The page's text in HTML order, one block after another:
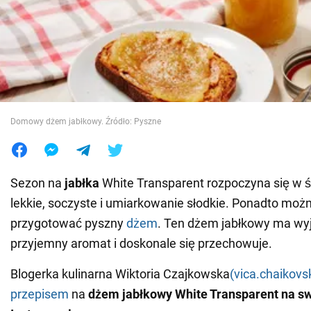
Wojna na Ukrainie
Świat
Jedzenie
Domowy dżem jabłkowy. Źródło: Pyszne
Sezon na jabłka White Transparent rozpoczyna się w
lekkie, soczyste i umiarkowanie słodkie. Ponadto
przygotować pysznydżem. Ten dżem jabłkowy ma
przyjemny aromat i doskonale się przechowuje.
Blogerka kulinarna Wiktoria Czajkowska
przepisem na dżem jabłkowy White Transparent na